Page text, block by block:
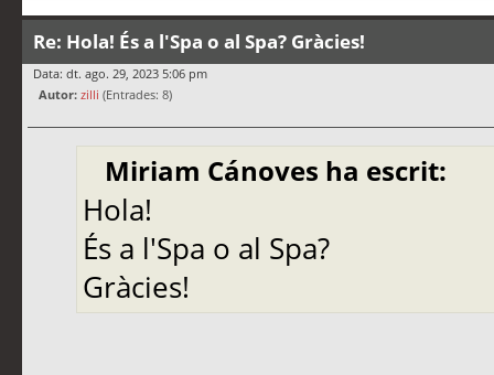
Re: Hola! És a l'Spa o al Spa? Gràcies!
Data: dt. ago. 29, 2023 5:06 pm
Autor: zilli (Entrades: 8)
Miriam Cánoves ha escrit:
Hola!
És a l'Spa o al Spa?
Gràcies!